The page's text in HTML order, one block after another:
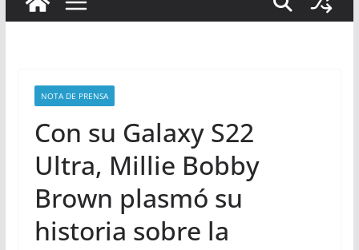
NOTA DE PRENSA
Con su Galaxy S22
Ultra, Millie Bobby
Brown plasmó su
historia sobre la